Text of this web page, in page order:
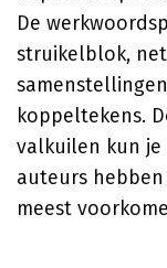
De
struikelblok,
koppeltekens.
valkuilen kun je
auteurs
meest